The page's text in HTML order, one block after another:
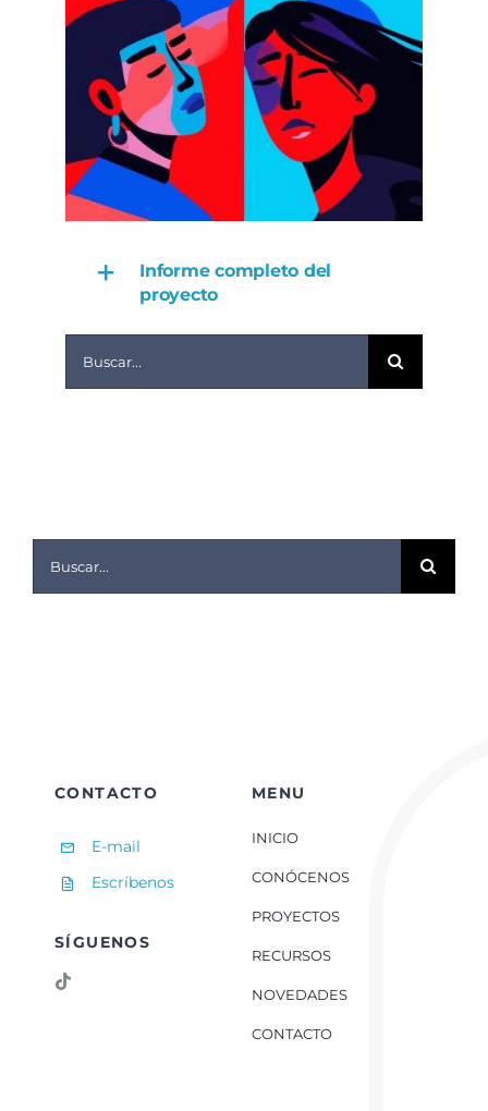
Informe completo del
proyecto
CONTACTO
E-mail
Escríbenos
SÍGUENOS
MENU
INICIO
CONÓCENOS
PROYECTOS
RECURSOS
NOVEDADES
CONTACTO